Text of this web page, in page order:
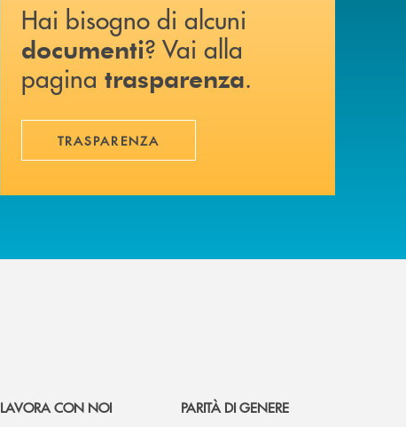
Hai bisogno di alcuni
documenti? Vai alla
pagina trasparenza.
TRASPARENZA
LAVORA CON NOI PARITÀ DI GENERE